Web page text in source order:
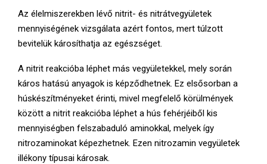
Az élelmiszerekben lévő nitrit- és nitrátvegyületek
mennyiségének vizsgálata azért fontos, mert túlzott
bevitelük károsíthatja az egészséget.
A nitrit reakcióba léphet más vegyületekkel, mely során
káros hatású anyagok is képződhetnek. Ez elsősorban a
húskészítményeket érinti, mivel megfelelő körülmények
között a nitrit reakcióba léphet a hús fehérjéiből kis
mennyiségben felszabaduló aminokkal, melyek így
nitrozaminokat képezhetnek. Ezen nitrozamin vegyületek
illékony típusai károsak.